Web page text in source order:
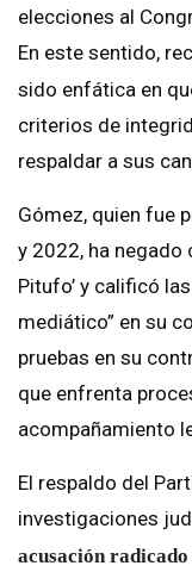
elecciones al
En este sentido,
sido enfática en
criterios de
respaldar a sus
Gómez, quien fue
y 2022, ha negado
Pitufo’ y calificó
mediático” en su
pruebas en su
que enfrenta
acompañamiento
El respaldo del
investigaciones
acusación